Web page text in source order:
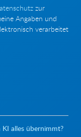
zur
Angaben und
verarbeitet
alles übernimmt?